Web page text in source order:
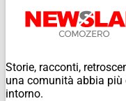
Storie, racconti,
una comunità abbia
intorno.